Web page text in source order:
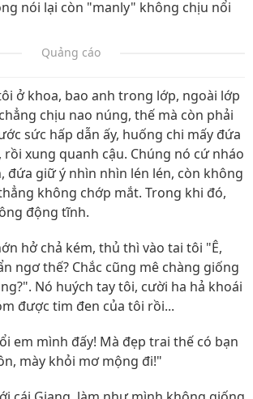
nói lại còn "manly" không chịu nổi
Quảng cáo
ở khoa, bao anh trong lớp, ngoài lớp
chịu nao núng, thế mà còn phải
sức hấp dẫn ấy, huống chi mấy đứa
xung quanh cậu. Chúng nó cứ nháo
đứa giữ ý nhìn nhìn lén lén, còn không
không chớp mắt. Trong khi đó,
động tĩnh.
hở chả kém, thủ thì vào tai tôi "Ê,
ngơ thế? Chắc cũng mê chàng giống
Nó huých tay tôi, cười ha hả khoái
được tim đen của tôi rồi...
em mình đấy! Mà đẹp trai thế có bạn
mày khỏi mơ mộng đi!"